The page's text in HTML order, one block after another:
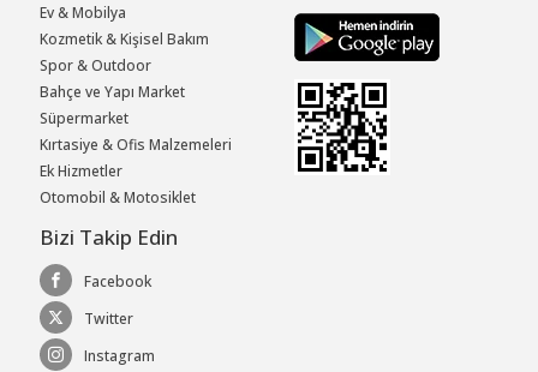
Ev & Mobilya
Kozmetik & Kişisel Bakım
Spor & Outdoor
Bahçe ve Yapı Market
Süpermarket
Kırtasiye & Ofis Malzemeleri
Ek Hizmetler
Otomobil & Motosiklet
Bizi Takip Edin
Facebook
Twitter
Instagram